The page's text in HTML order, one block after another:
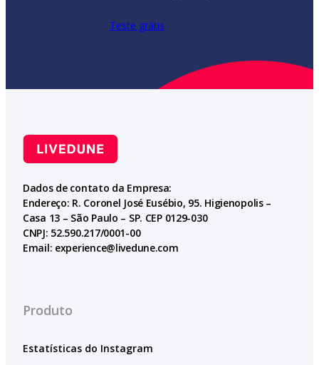
Teste grátis
Dados de contato da Empresa:
Endereço: R. Coronel José Eusébio, 95. Higienopolis –
Casa 13 – São Paulo – SP. CEP 0129-030
CNPJ: 52.590.217/0001-00
Email: experience@livedune.com
Produto
Estatísticas do Instagram